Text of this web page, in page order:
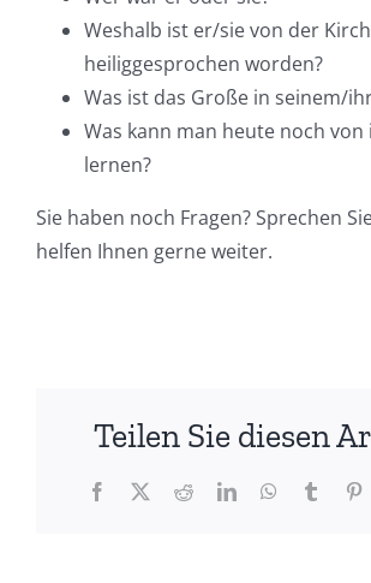
Weshalb ist er/sie von der
heiliggesprochen worden?
Was ist das Große in seinem/
Was kann man heute noch
lernen?
Sie haben noch Fragen? Sprechen
helfen Ihnen gerne weiter.
Teilen Sie diesen
Facebook
X RedditLinkedInWhatsApp
Tumblr